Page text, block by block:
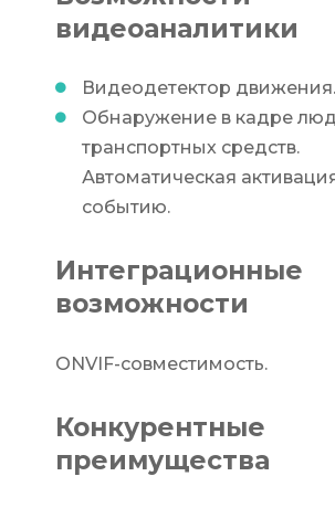
видеоаналитики
Видеодетектор движения.
Обнаружение в кадре
транспортных средств.
Автоматическая
событию.
Интеграционные
возможности
ONVIF-совместимость.
Конкурентные
преимущества